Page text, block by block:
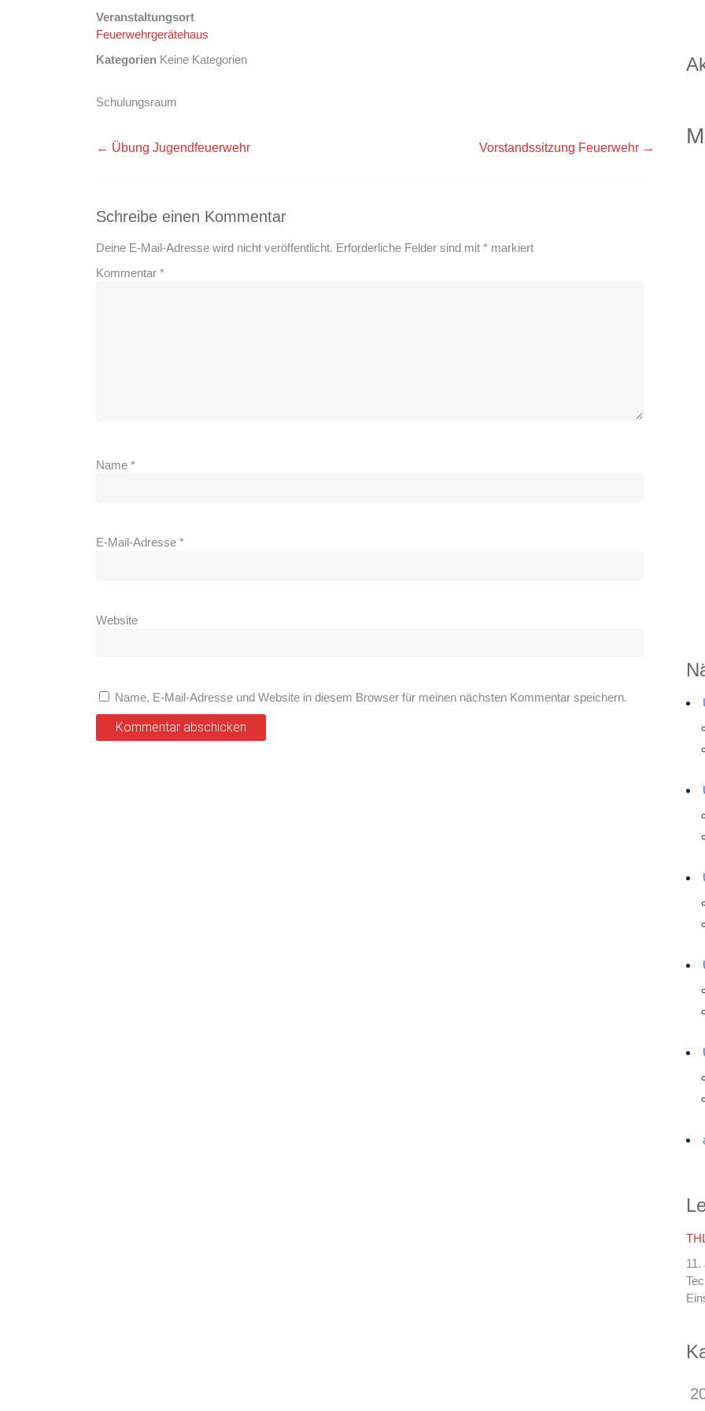
Veranstaltungsort
Feuerwehrgerätehaus
Kategorien Keine Kategorien
Schulungsraum
← Übung Jugendfeuerwehr Vorstandssitzung Feuerwehr →
Schreibe einen Kommentar
Deine E-Mail-Adresse wird nicht veröffentlicht. Erforderliche Felder sind mit * markiert
Kommentar *
Name *
E-Mail-Adresse *
Website
Name, E-Mail-Adresse und Website in diesem Browser für meinen nächsten Kommentar speichern.
11.